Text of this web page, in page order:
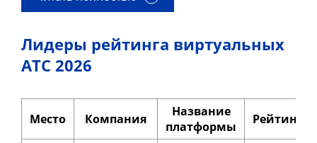
Лидеры рейтинга виртуальных
АТС 2026
Место Компания
Название
платформы
Рейтинг